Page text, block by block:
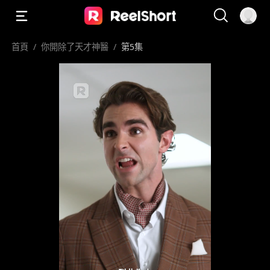
首頁 / 你開除了天才神醫 / 第5集